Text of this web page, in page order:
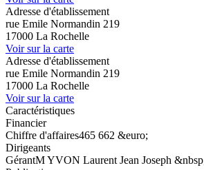
Adresse d'établissement
rue Emile Normandin 219
17000 La Rochelle
Voir sur la carte
Adresse d'établissement
rue Emile Normandin 219
17000 La Rochelle
Voir sur la carte
Caractéristiques
Financier
Chiffre d'affaires465 662 &euro;
Dirigeants
GérantM YVON Laurent Jean Joseph